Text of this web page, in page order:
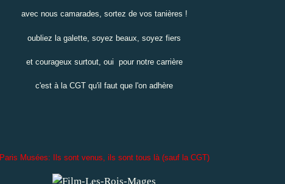
avec nous camarades, sortez de vos tanières !
oubliez la galette, soyez beaux, soyez fiers
et courageux surtout, oui pour notre carrière
c'est à la CGT qu'il faut que l'on adhère
Paris Musées: Ils sont venus, ils sont tous là (sauf la CGT)